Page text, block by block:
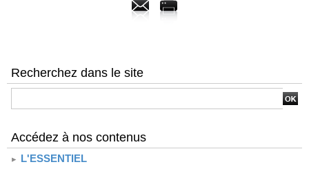
Recherchez dans le site
Accédez à nos contenus
L'ESSENTIEL